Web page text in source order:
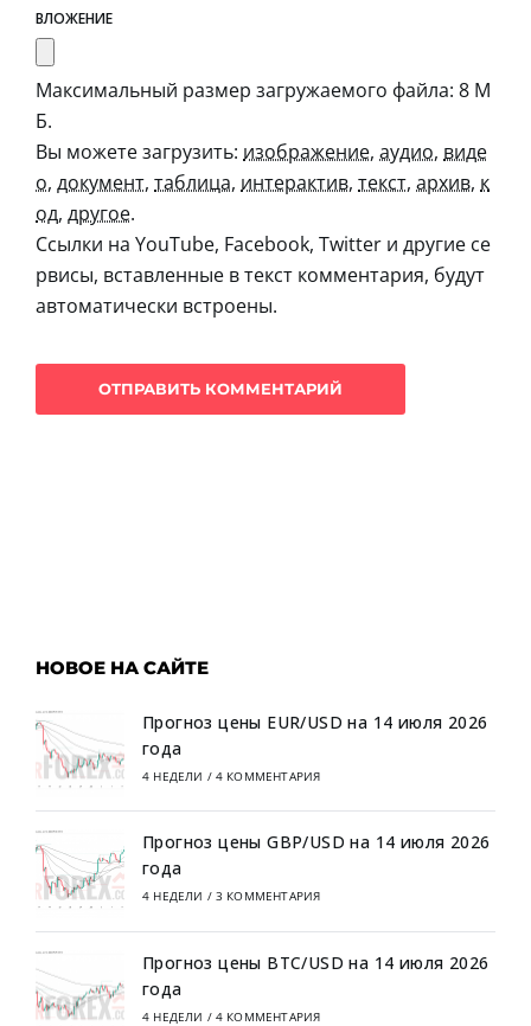
ВЛОЖЕНИЕ
Максимальный размер загружаемого файла: 8 М
Б.
Вы можете загрузить: изображение, аудио, виде
о, документ, таблица, интерактив, текст, архив, к
од, другое.
Ссылки на YouTube, Facebook, Twitter и другие се
рвисы, вставленные в текст комментария, будут
автоматически встроены.
НОВОЕ НА САЙТЕ
Прогноз цены EUR/USD на 14 июля 2026
года
4 НЕДЕЛИ / 4 КОММЕНТАРИЯ
Прогноз цены GBP/USD на 14 июля 2026
года
4 НЕДЕЛИ / 3 КОММЕНТАРИЯ
Прогноз цены BTC/USD на 14 июля 2026
года
4 НЕДЕЛИ / 4 КОММЕНТАРИЯ